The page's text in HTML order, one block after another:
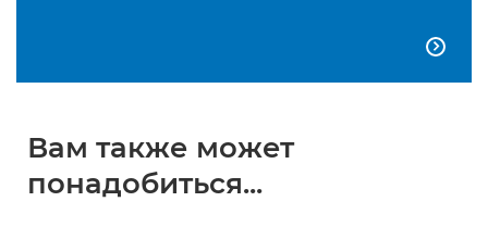

Вам также может
понадобиться...